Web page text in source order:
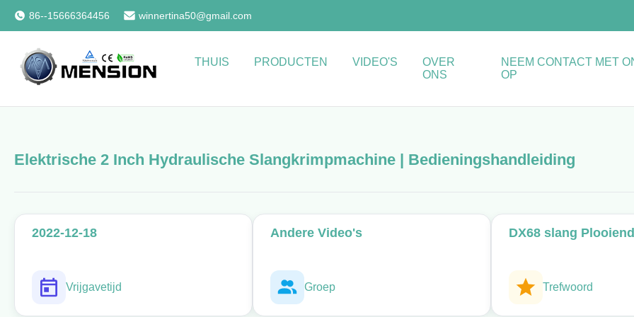
86--15666364456 winnertina50@gmail.com
THUIS PRODUCTEN VIDEO'S
OVER
ONS
NEEM CONTACT MET
OP
Elektrische 2 Inch Hydraulische Slangkrimpmachine | Bedieningshandleiding
2022-12-18
Vrijgavetijd
Andere Video's
Groep
DX68 slang
Trefwoord